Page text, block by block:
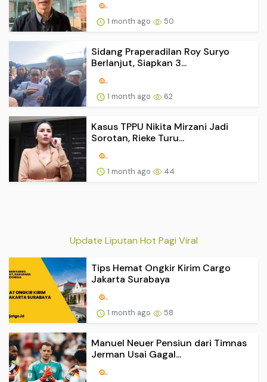
1 month ago 50
Sidang Praperadilan Roy Suryo
Berlanjut, Siapkan 3...
1 month ago 62
Kasus TPPU Nikita Mirzani Jadi
Sorotan, Rieke Turu...
1 month ago 44
Update Liputan Hot Pagi Viral
Tips Hemat Ongkir Kirim Cargo
Jakarta Surabaya
1 month ago 58
Manuel Neuer Pensiun dari Timnas
Jerman Usai Gagal...